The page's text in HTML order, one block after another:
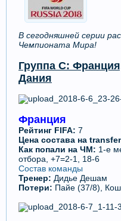
В сегодняшней серии
Чемпионата Мира!
Группа C:
Дания
Франция
Рейтинг FIFA: 7
Цена состава на
Как попали на ЧМ: 1-е
отбора, +7=2-1, 18-6
Состав команды
Тренер: Дидье Дешам
Потери: Пайе (37/8),